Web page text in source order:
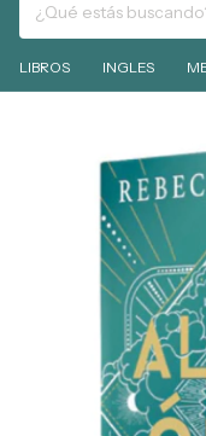
LIBROS INGLES